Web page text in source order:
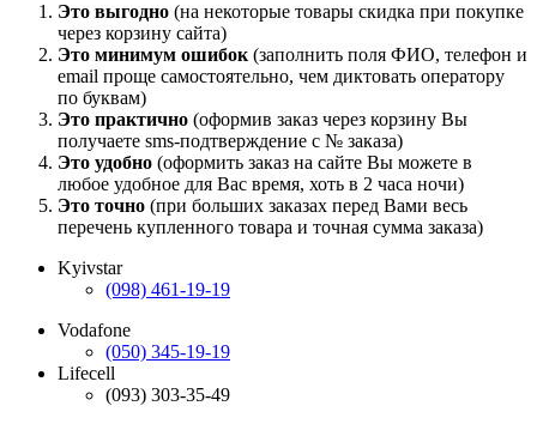
Это выгодно (на некоторые товары скидка при покупке
через корзину сайта)
Это минимум ошибок (заполнить поля ФИО, телефон и
email проще самостоятельно, чем диктовать оператору
по буквам)
Это практично (оформив заказ через корзину Вы
получаете sms-подтверждение с № заказа)
Это удобно (оформить заказ на сайте Вы можете в
любое удобное для Вас время, хоть в 2 часа ночи)
Это точно (при больших заказах перед Вами весь
перечень купленного товара и точная сумма заказа)
Kyivstar
(098) 461-19-19
Vodafone
(050) 345-19-19
Lifecell
(093) 303-35-49